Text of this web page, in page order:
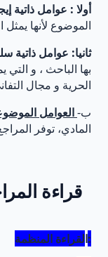
أولا : عوامل ذاتية
الموضوع لأنها يمثل
ثانيا: عوامل ذاتية
بها الباحث ، و التي
الحرية و مجال
ب‌-العوامل
المادي، توفر
3. قراءة
القراءة المنظمة: